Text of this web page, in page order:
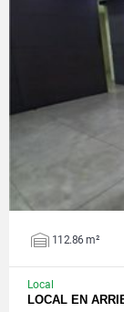
112.86 m²
Local
LOCAL EN